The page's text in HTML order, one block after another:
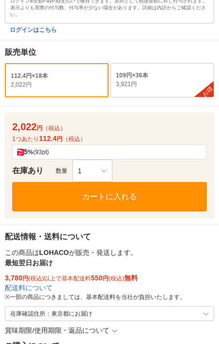
表示よりも実際の付与数、付与率が少ない場合があります。詳細は内訳からご確認くださ
い。
ログインはこちら
販売単位
112.4円×18本
2,022円
109円×36本
3,921円
お得
2,022円
（税込）
1つあたり 112.4円 （税込）
5%(93pt)
在庫あり 数量 1
カートに入れる
配送情報・送料について
この商品はLOHACOが販売・発送します。
最短翌日お届け
3,780円(税込)以上で基本配送料550円(税込)無料
配送料について
※一部の商品につきましては、基本配送料を当社が負担いたします。
在庫確認住所：東京都にお届け
賞味期限/使用期限・返品について